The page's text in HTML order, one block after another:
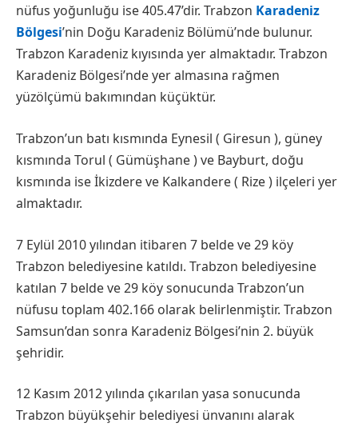
nüfus yoğunluğu ise 405.47’dir. Trabzon Karadeniz
Bölgesi’nin Doğu Karadeniz Bölümü’nde bulunur.
Trabzon Karadeniz kıyısında yer almaktadır. Trabzon
Karadeniz Bölgesi’nde yer almasına rağmen
yüzölçümü bakımından küçüktür.
Trabzon’un batı kısmında Eynesil ( Giresun ), güney
kısmında Torul ( Gümüşhane ) ve Bayburt, doğu
kısmında ise İkizdere ve Kalkandere ( Rize ) ilçeleri yer
almaktadır.
7 Eylül 2010 yılından itibaren 7 belde ve 29 köy
Trabzon belediyesine katıldı. Trabzon belediyesine
katılan 7 belde ve 29 köy sonucunda Trabzon’un
nüfusu toplam 402.166 olarak belirlenmiştir. Trabzon
Samsun’dan sonra Karadeniz Bölgesi’nin 2. büyük
şehridir.
12 Kasım 2012 yılında çıkarılan yasa sonucunda
Trabzon büyükşehir belediyesi ünvanını alarak